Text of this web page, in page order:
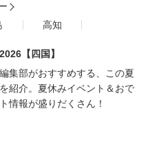
高知
【四国】
集部がおすすめする、この夏
紹介。夏休みイベント＆おで
情報が盛りだくさん！